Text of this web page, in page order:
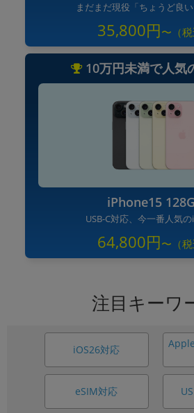
まだまだ現役「ちょうど良
35,800円
10万円未満で人気
iPhone15
USB-C対応、今一番人気
64,800円
注目キーワ
iOS26対応
eSIM対応